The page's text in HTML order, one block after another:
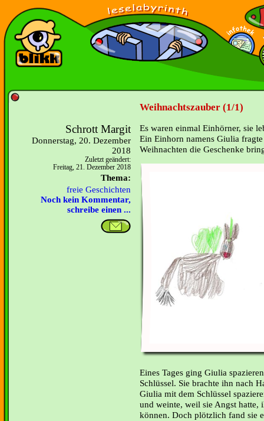
Weihnachtszauber (1/1)
Schrott Margit
Donnerstag, 20. Dezember
2018
Zuletzt geändert:
Freitag, 21. Dezember 2018
Thema:
freie Geschichten
Noch kein Kommentar,
schreibe einen ...
Es waren einmal Einhörner, sie
Ein Einhorn namens Giulia
Weihnachten die Geschenke
Eines Tages ging Giulia
Schlüssel. Sie brachte ihn nach
Giulia mit dem Schlüssel
und weinte, weil sie Angst hatte,
können. Doch plötzlich fand sie